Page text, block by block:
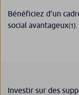
Bénéficiez d’un
social avantageux(1)
Investir sur des